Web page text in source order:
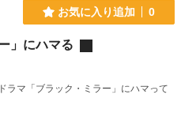
お気に入り追加 0
」にハマる
ラマ「ブラック・ミラー」にハマって